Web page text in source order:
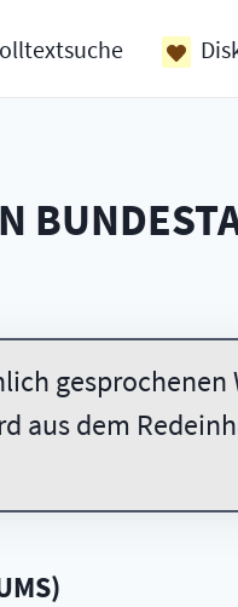
aus dem
)